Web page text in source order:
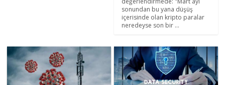
sonundan bu yana düşüş
içerisinde olan kripto paralar
neredeyse son bir ...